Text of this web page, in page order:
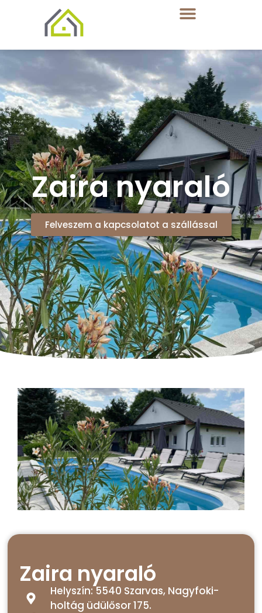
Zaira nyaraló
Felveszem a kapcsolatot a szállással
Zaira nyaraló
Helyszín: 5540 Szarvas, Nagyfoki-
holtág üdülősor 175.